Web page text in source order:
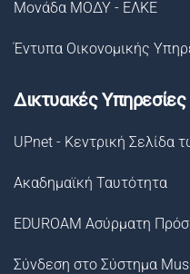
Μονάδα ΜΟΔΥ - ΕΛΚΕ
Έντυπα Οικονομικής
Δικτυακές Υπηρεσίες
UPnet - Κεντρική Σελίδα
Ακαδημαϊκή Ταυτότητα
EDUROAM Ασύρματη
Σύνδεση στο Σύστημα